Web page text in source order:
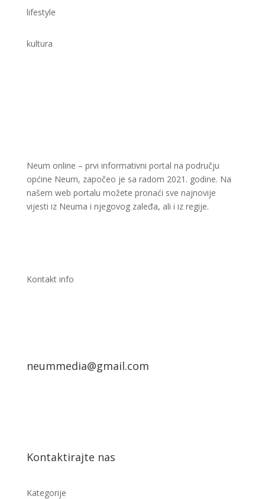
lifestyle
kultura
Neum online – prvi informativni portal na području
općine Neum, započeo je sa radom 2021. godine. Na
našem web portalu možete pronaći sve najnovije
vijesti iz Neuma i njegovog zaleđa, ali i iz regije.
Kontakt info
neummedia@gmail.com
Kontaktirajte nas
Kategorije